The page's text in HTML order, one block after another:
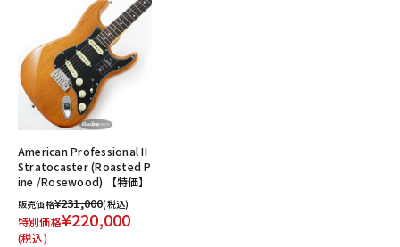
American Professional II
Stratocaster (Roasted P
ine /Rosewood) 【特価】
販売価格¥231,000(税込)
特別価格¥220,000
(税込)